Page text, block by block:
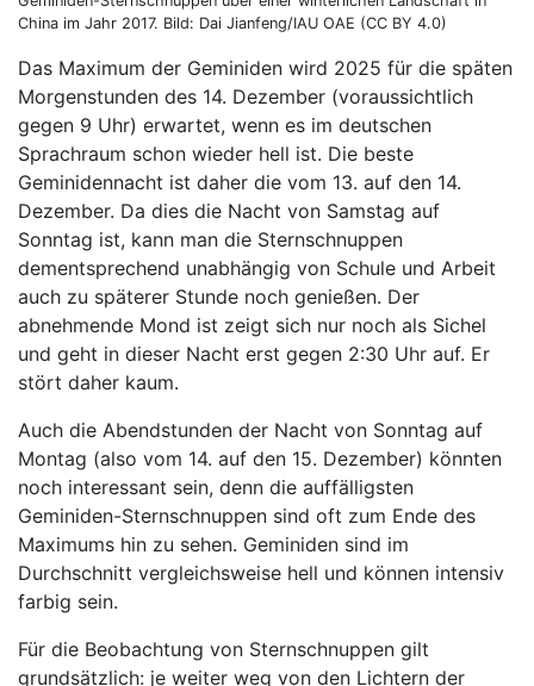
China im Jahr 2017. Bild: Dai Jianfeng/IAU OAE (CC BY 4.0)
Das Maximum der Geminiden wird 2025 für die späten
Morgenstunden des 14. Dezember (voraussichtlich
gegen 9 Uhr) erwartet, wenn es im deutschen
Sprachraum schon wieder hell ist. Die beste
Geminidennacht ist daher die vom 13. auf den 14.
Dezember. Da dies die Nacht von Samstag auf
Sonntag ist, kann man die Sternschnuppen
dementsprechend unabhängig von Schule und Arbeit
auch zu späterer Stunde noch genießen. Der
abnehmende Mond ist zeigt sich nur noch als Sichel
und geht in dieser Nacht erst gegen 2:30 Uhr auf. Er
stört daher kaum.
Auch die Abendstunden der Nacht von Sonntag auf
Montag (also vom 14. auf den 15. Dezember) könnten
noch interessant sein, denn die auffälligsten
Geminiden-Sternschnuppen sind oft zum Ende des
Maximums hin zu sehen. Geminiden sind im
Durchschnitt vergleichsweise hell und können intensiv
farbig sein.
Für die Beobachtung von Sternschnuppen gilt
grundsätzlich: je weiter weg von den Lichtern der